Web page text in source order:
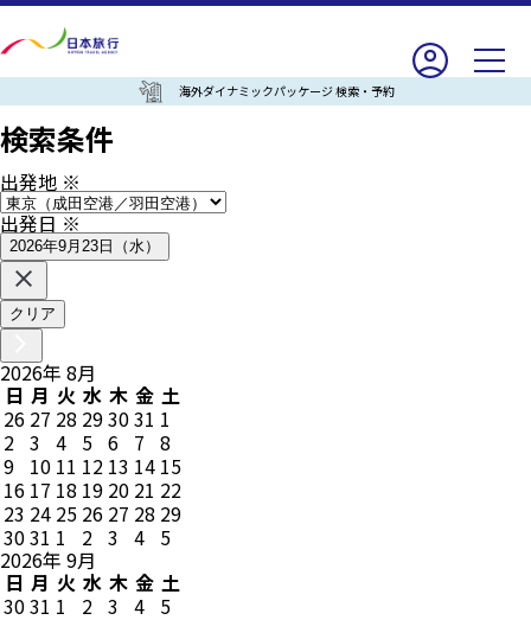
海外ダイナミックパッケージ 検索・予約
検索条件
出発地 ※
出発日※
2026年9月23日（水）
クリア
2026年 8月
日 月 火 水 木 金 土
26 27 28 293031 1
2 3 4 5 6 7 8
9 10 11 12 13 14 15
16 17 18 19 20 21 22
23 24 25 26 27 28 29
3031 1 2 3 4 5
2026年 9月
日 月 火 水 木 金 土
3031 1 2 3 4 5